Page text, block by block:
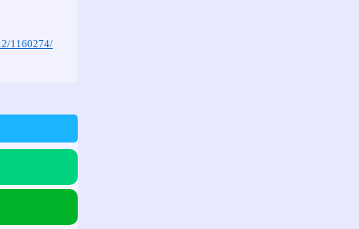
1160274/